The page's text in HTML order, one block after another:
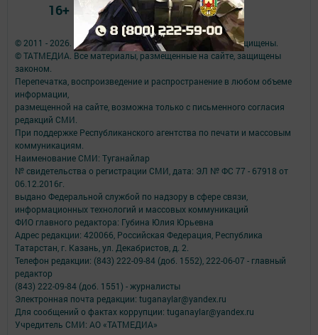
© 2011 - 2026. Туганайлар ("Родные мои"). Все права защищены.
© ТАТМЕДИА. Все материалы, размещенные на сайте, защищены
законом.
Перепечатка, воспроизведение и распространение в любом объеме
информации,
размещенной на сайте, возможна только с письменного согласия
редакций СМИ.
При поддержке Республиканского агентства по печати и массовым
коммуникациям.
Наименование СМИ: Туганайлар
№ свидетельства о регистрации СМИ, дата: ЭЛ № ФС 77 - 67918 от
06.12.2016г.
выдано Федеральной службой по надзору в сфере связи,
информационных технологий и массовых коммуникаций
ФИО главного редактора: Губина Юлия Юрьевна
Адрес редакции: 420066, Российская Федерация, Республика
Татарстан, г. Казань, ул. Декабристов, д. 2.
Телефон редакции: (843) 222-09-84 (доб. 1552), 222-06-07 - главный
редактор
(843) 222-09-84 (доб. 1551) - журналисты
Электронная почта редакции: tuganaylar@yandex.ru
Для сообщений о фактах коррупции: tuganaylar@yandex.ru
Учредитель СМИ: АО «ТАТМЕДИА»
16+